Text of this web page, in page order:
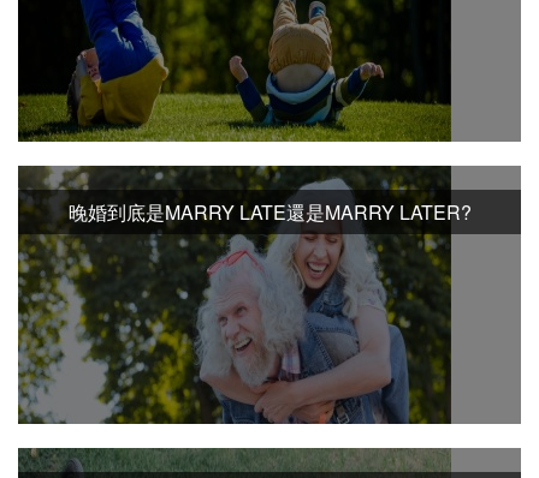
晚婚到底是MARRY LATE還是MARRY LATER?